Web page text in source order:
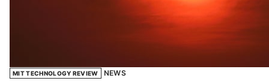
MIT TECHNOLOGY REVIEW NEWS